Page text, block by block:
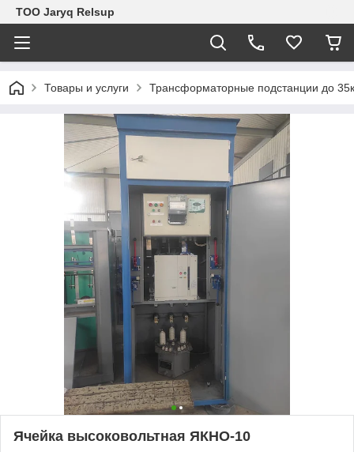
ТОО Jaryq Relsup
Товары и услуги Трансформаторные подстанции до
Ячейка высоковольтная ЯКНО-10